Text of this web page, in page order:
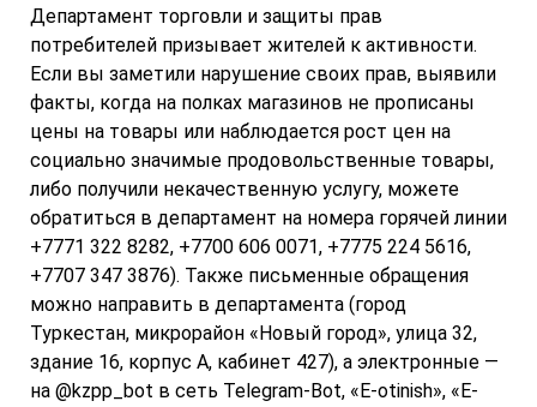
Департамент торговли и защиты прав
потребителей призывает жителей к активности.
Если вы заметили нарушение своих прав, выявили
факты, когда на полках магазинов не прописаны
цены на товары или наблюдается рост цен на
социально значимые продовольственные товары,
либо получили некачественную услугу, можете
обратиться в департамент на номера горячей линии
+7771 322 8282, +7700 606 0071, +7775 224 5616,
+7707 347 3876). Также письменные обращения
можно направить в департамента (город
Туркестан, микрорайон «Новый город», улица 32,
здание 16, корпус А, кабинет 427), а электронные —
на @kzpp_bot в сеть Telegram-Bot, «Е-otinish», «Е-